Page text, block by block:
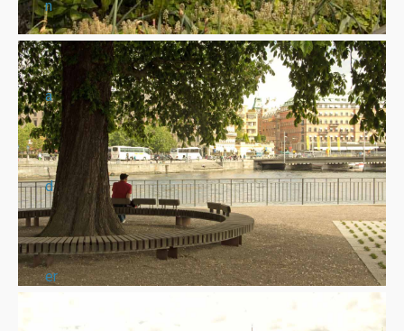
n
a
d
er